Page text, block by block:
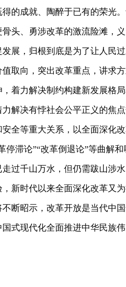
的成就、陶醉于已有的荣光
头、勇涉改革的激流险滩，
展，归根到底是为了让人民
取向，突出改革重点，讲求
着力解决制约构建新发展格
解决有悖社会公平正义的焦
全等重大关系，以全面深化
滞论”“改革倒退论”等曲解和
过千山万水，但仍需跋山涉
新时代以来全面深化改革又
断昭示，改革开放是当代中
式现代化全面推进中华民族伟